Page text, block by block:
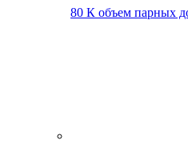
80 К объем парных